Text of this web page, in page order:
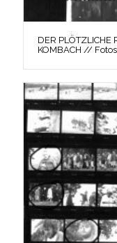
DER PLÖTZLICHE
KOMBACH //